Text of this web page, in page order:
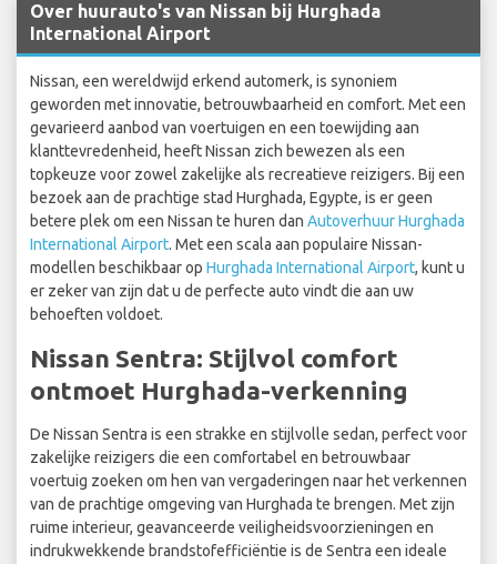
Over huurauto's van Nissan bij Hurghada
International Airport
Nissan, een wereldwijd erkend automerk, is synoniem
geworden met innovatie, betrouwbaarheid en comfort. Met een
gevarieerd aanbod van voertuigen en een toewijding aan
klanttevredenheid, heeft Nissan zich bewezen als een
topkeuze voor zowel zakelijke als recreatieve reizigers. Bij een
bezoek aan de prachtige stad Hurghada, Egypte, is er geen
betere plek om een Nissan te huren dan Autoverhuur Hurghada
International Airport. Met een scala aan populaire Nissan-
modellen beschikbaar op Hurghada International Airport, kunt u
er zeker van zijn dat u de perfecte auto vindt die aan uw
behoeften voldoet.
Nissan Sentra: Stijlvol comfort
ontmoet Hurghada-verkenning
De Nissan Sentra is een strakke en stijlvolle sedan, perfect voor
zakelijke reizigers die een comfortabel en betrouwbaar
voertuig zoeken om hen van vergaderingen naar het verkennen
van de prachtige omgeving van Hurghada te brengen. Met zijn
ruime interieur, geavanceerde veiligheidsvoorzieningen en
indrukwekkende brandstofefficiëntie is de Sentra een ideale